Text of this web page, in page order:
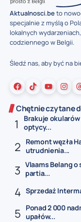
Aktualnosci.beto
specjalnie z myślą o
lokalnych
codziennego w Belgii.
Śledź nas, aby być na
Chętnie czytane
Brakuje
optycy...
Remont węzła
utrudnienia...
Vlaams Belang
partia...
Sprzedaż
Ponad 2 000
upałów...